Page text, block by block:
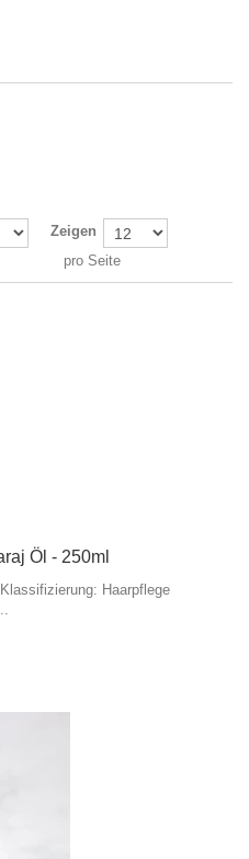
Zeigen
pro Seite
Öl - 250ml
Haarpflege